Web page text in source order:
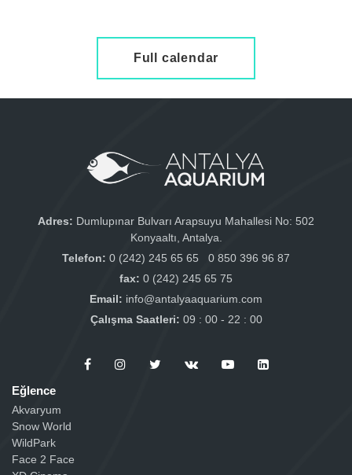
Full calendar
Adres: Dumlupınar Bulvarı Arapsuyu Mahallesi No: 502
Konyaaltı, Antalya.
Telefon: 0 (242) 245 65 65
0 850 396 96 87
fax: 0 (242) 245 65 75
Email: info@antalyaaquarium.com
Çalışma Saatleri: 09 : 00 - 22 : 00
Eğlence
Akvaryum
Snow World
WildPark
Face 2 Face